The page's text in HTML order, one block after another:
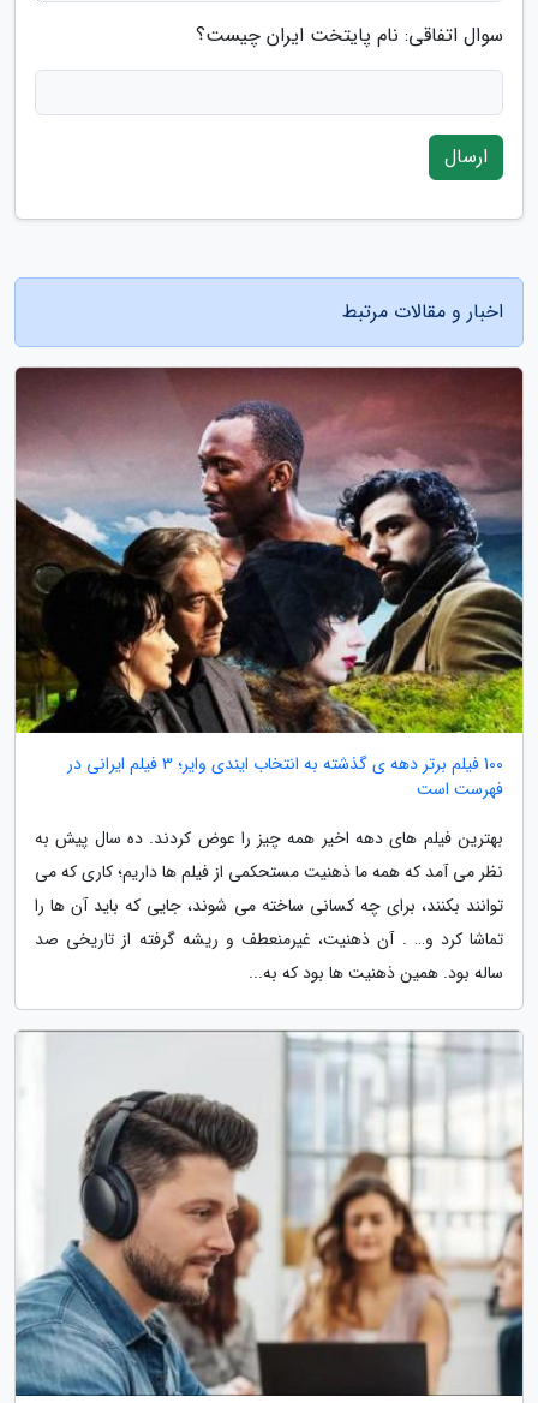
سوال اتفاقی: نام پایتخت ایران چیست؟
ارسال
اخبار و مقالات مرتبط
100 فیلم برتر دهه ی گذشته به انتخاب ایندی وایر؛ 3 فیلم ایرانی در
فهرست است
بهترین فیلم های دهه اخیر همه چیز را عوض کردند. ده سال پیش به
نظر می آمد که همه ما ذهنیت مستحکمی از فیلم ها داریم؛ کاری که می
توانند بکنند، برای چه کسانی ساخته می شوند، جایی که باید آن ها را
تماشا کرد و… . آن ذهنیت، غیرمنعطف و ریشه گرفته از تاریخی صد
ساله بود. همین ذهنیت ها بود که به...